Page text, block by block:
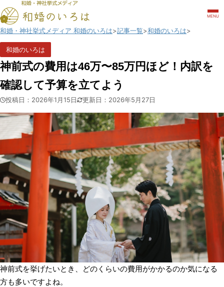
MENU
和婚・神社挙式メディア 和婚のいろは 記事一覧 和婚のいろは
和婚のいろは
神前式の費用は46万〜85万円ほど！内訳を
確認して予算を立てよう
投稿日：2026年1月15日 更新日：2026年5月27日
神前式を挙げたいとき、どのくらいの費用がかかるのか気になる
方も多いですよね。